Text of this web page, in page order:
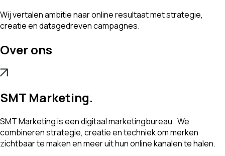
Wij vertalenambitie naar online resultaatmet strategie,
creatie en datagedreven campagnes.
Over ons
SMT Marketing.
SMT Marketing is een digitaal marketingbureau . We
combineren strategie, creatie en techniek om merken
zichtbaar te maken en meer uit hun online kanalen te halen.